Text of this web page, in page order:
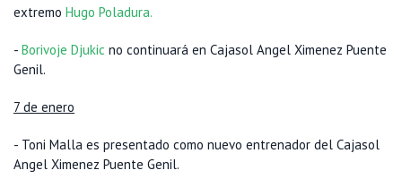
extremo Hugo Poladura.
- Borivoje Djukic no continuará en Cajasol Angel Ximenez Puente
Genil.
7 de enero
- Toni Malla es presentado como nuevo entrenador del Cajasol
Angel Ximenez Puente Genil.